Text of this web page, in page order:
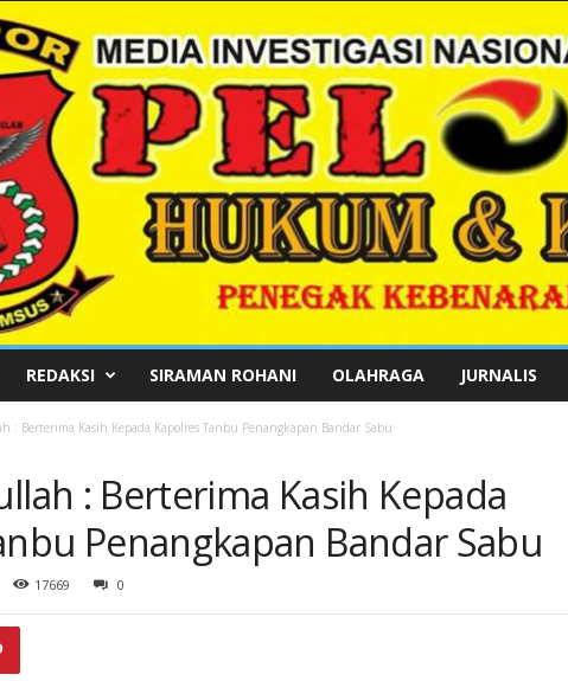
REDAKSI SIRAMAN ROHANI OLAHRAGA JURNALIS
: Berterima Kasih Kepada Kapolres Tanbu Penangkapan Bandar Sabu
: Berterima Kasih Kepada
Penangkapan Bandar Sabu
17669 0